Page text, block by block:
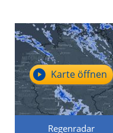
Regenradar
Karte öffnen